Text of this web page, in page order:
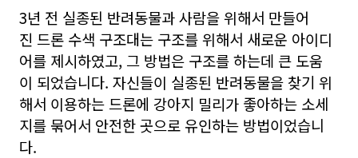
3년 전 실종된 반려동물과 사람을 위해서 만들어
진 드론 수색 구조대는 구조를 위해서 새로운 아이디
어를 제시하였고, 그 방법은 구조를 하는데 큰 도움
이 되었습니다. 자신들이 실종된 반려동물을 찾기 위
해서 이용하는 드론에 강아지 밀리가 좋아하는 소세
지를 묶어서 안전한 곳으로 유인하는 방법이었습니
다.